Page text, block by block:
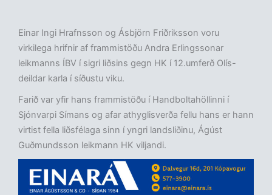
Einar Ingi Hrafnsson og Ásbjörn Friðriksson voru
virkilega hrifnir af frammistöðu Andra Erlingssonar
leikmanns ÍBV í sigri liðsins gegn HK í 12.umferð Olís-
deildar karla í síðustu viku.
Farið var yfir hans frammistöðu í Handboltahöllinni í
Sjónvarpi Símans og afar athyglisverða fellu hans er hann
virtist fella liðsfélaga sinn í yngri landsliðinu, Ágúst
Guðmundsson leikmann HK viljandi.